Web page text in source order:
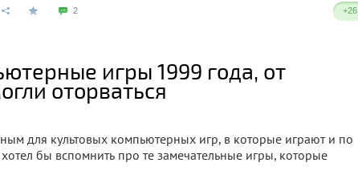
2 +26
игры 1999 года, от
оторваться
для культовых компьютерных игр, в которые играют и по
бы вспомнить про те замечательные игры, которые